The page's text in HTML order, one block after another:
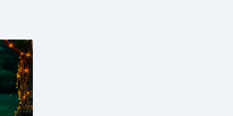
и гренками